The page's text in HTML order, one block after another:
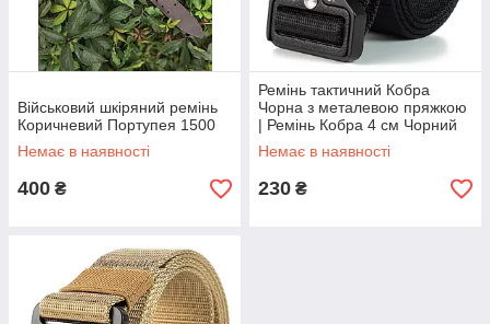
Військовий шкіряний ремінь
Коричневий Портупея 1500
Немає в наявності
400 ₴
Ремінь тактичний Кобра
Чорна з металевою пряжкою
| Ремінь Кобра 4 см Чорний
Немає в наявності
230 ₴